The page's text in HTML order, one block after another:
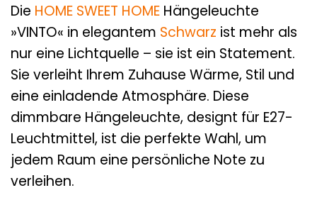
Die HOME SWEET HOME Hängeleuchte
»VINTO« in elegantem Schwarz ist mehr als
nur eine Lichtquelle – sie ist ein Statement.
Sie verleiht Ihrem Zuhause Wärme, Stil und
eine einladende Atmosphäre. Diese
dimmbare Hängeleuchte, designt für E27-
Leuchtmittel, ist die perfekte Wahl, um
jedem Raum eine persönliche Note zu
verleihen.